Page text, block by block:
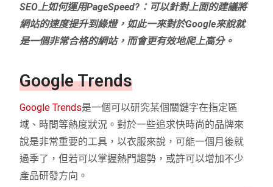
SEO上如何運用PageSpeed?：可以針對上面的建議將
網站的速度提升到綠燈，如此一來對於Google來說就
是一個非常合格的網站，而會更有效地爬上高分。
Google Trends
Google Trends是一個可以研究某個關鍵字在指定區
域、時間等熱度狀況。對於一些追求快時尚的品牌來
說是非常重要的工具，以衣服來說，可能一個月後就
過季了，但若可以掌握熱門趨勢，或許可以增加不少
產品研發方向。